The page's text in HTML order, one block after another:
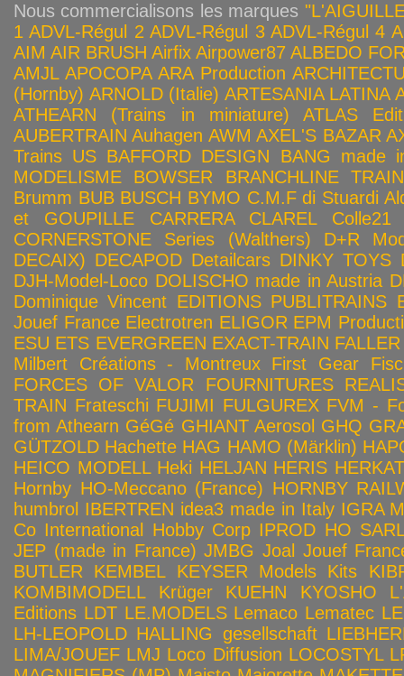
Nous commercialisons les marques
1 ADVL-Régul 2 ADVL-Régul 3 ADVL-Régul 4
AIM AIR BRUSH Airfix Airpower87 ALBEDO
AMJL APOCOPA ARA Production
(Hornby) ARNOLD (Italie) ARTESANIA LATINA
ATHEARN (Trains in miniature)
ATLAS
AUBERTRAIN Auhagen AWM AXEL'S BAZAR
Trains US BAFFORD DESIGN
BANG made
MODELISME
BOWSER
BRANCHLINE
Brumm BUB BUSCH BYMO C.M.F di Stuardi
et GOUPILLE
CARRERA CLAREL
Colle21
CORNERSTONE Series (Walthers)
D+R
DECAIX) DECAPOD Detailcars DINKY TOYS
DJH-Model-Loco DOLISCHO made in Austria
Dominique Vincent EDITIONS PUBLITRAINS
Jouef France Electrotren ELIGOR EPM
ESU ETS EVERGREEN EXACT-TRAIN FALLER
Milbert Créations - Montreux First Gear
FORCES OF VALOR
FOURNITURES
TRAIN Frateschi FUJIMI FULGUREX FVM -
from Athearn GéGé GHIANT Aerosol GHQ
GÜTZOLD Hachette HAG HAMO (Märklin)
HEICO MODELL Heki HELJAN HERIS HERKAT
Hornby HO-Meccano (France) HORNBY
humbrol IBERTREN idea3 made in Italy IGRA
Co International Hobby Corp IPROD HO
JEP (made in France) JMBG Joal Jouef
BUTLER
KEMBEL KEYSER Models Kits
KOMBIMODELL
Krüger KUEHN KYOSHO
Editions LDT LE.MODELS Lemaco Lematec
LH-LEOPOLD HALLING gesellschaft
LIMA/JOUEF LMJ Loco Diffusion LOCOSTYL